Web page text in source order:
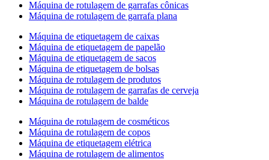
Máquina de rotulagem de garrafas cônicas
Máquina de rotulagem de garrafa plana
Máquina de etiquetagem de caixas
Máquina de etiquetagem de papelão
Máquina de etiquetagem de sacos
Máquina de etiquetagem de bolsas
Máquina de rotulagem de produtos
Máquina de rotulagem de garrafas de cerveja
Máquina de rotulagem de balde
Máquina de rotulagem de cosméticos
Máquina de rotulagem de copos
Máquina de etiquetagem elétrica
Máquina de rotulagem de alimentos